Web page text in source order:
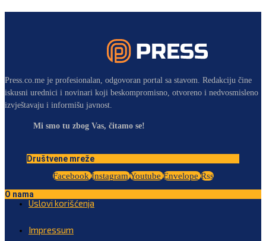
Press.co.me je profesionalan, odgovoran portal sa stavom. Redakciju čine
iskusni urednici i novinari koji beskompromisno, otvoreno i nedvosmisleno
izvještavaju i informišu javnost.
Mi smo tu zbog Vas, čitamo se!
Društvene mreže
Facebook Instagram Youtube Envelope Rss
O nama
Uslovi korišćenja
Impressum